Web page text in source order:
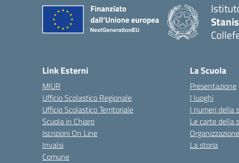
Link Esterni
MIUR
Ufficio Scolastico Regionale
Ufficio Scolastico Territoriale
Scuola in Chiaro
Iscrizioni On Line
Invalsi
Comune
La Scuola
Presentazione
I luoghi
I numeri della
Le carte della
Organizzazione
La storia